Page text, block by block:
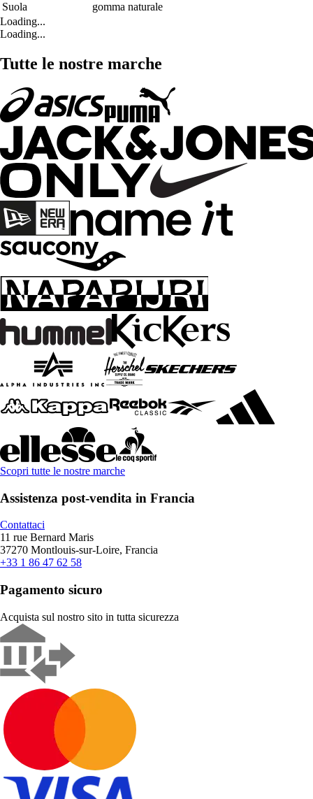
Suola
gomma naturale
Loading...
Loading...
Tutte le nostre marche
Scopri tutte le nostre marche
Assistenza post-vendita in Francia
Contattaci
11 rue Bernard Maris
37270 Montlouis-sur-Loire, Francia
+33 1 86 47 62 58
Pagamento sicuro
Acquista sul nostro sito in tutta sicurezza